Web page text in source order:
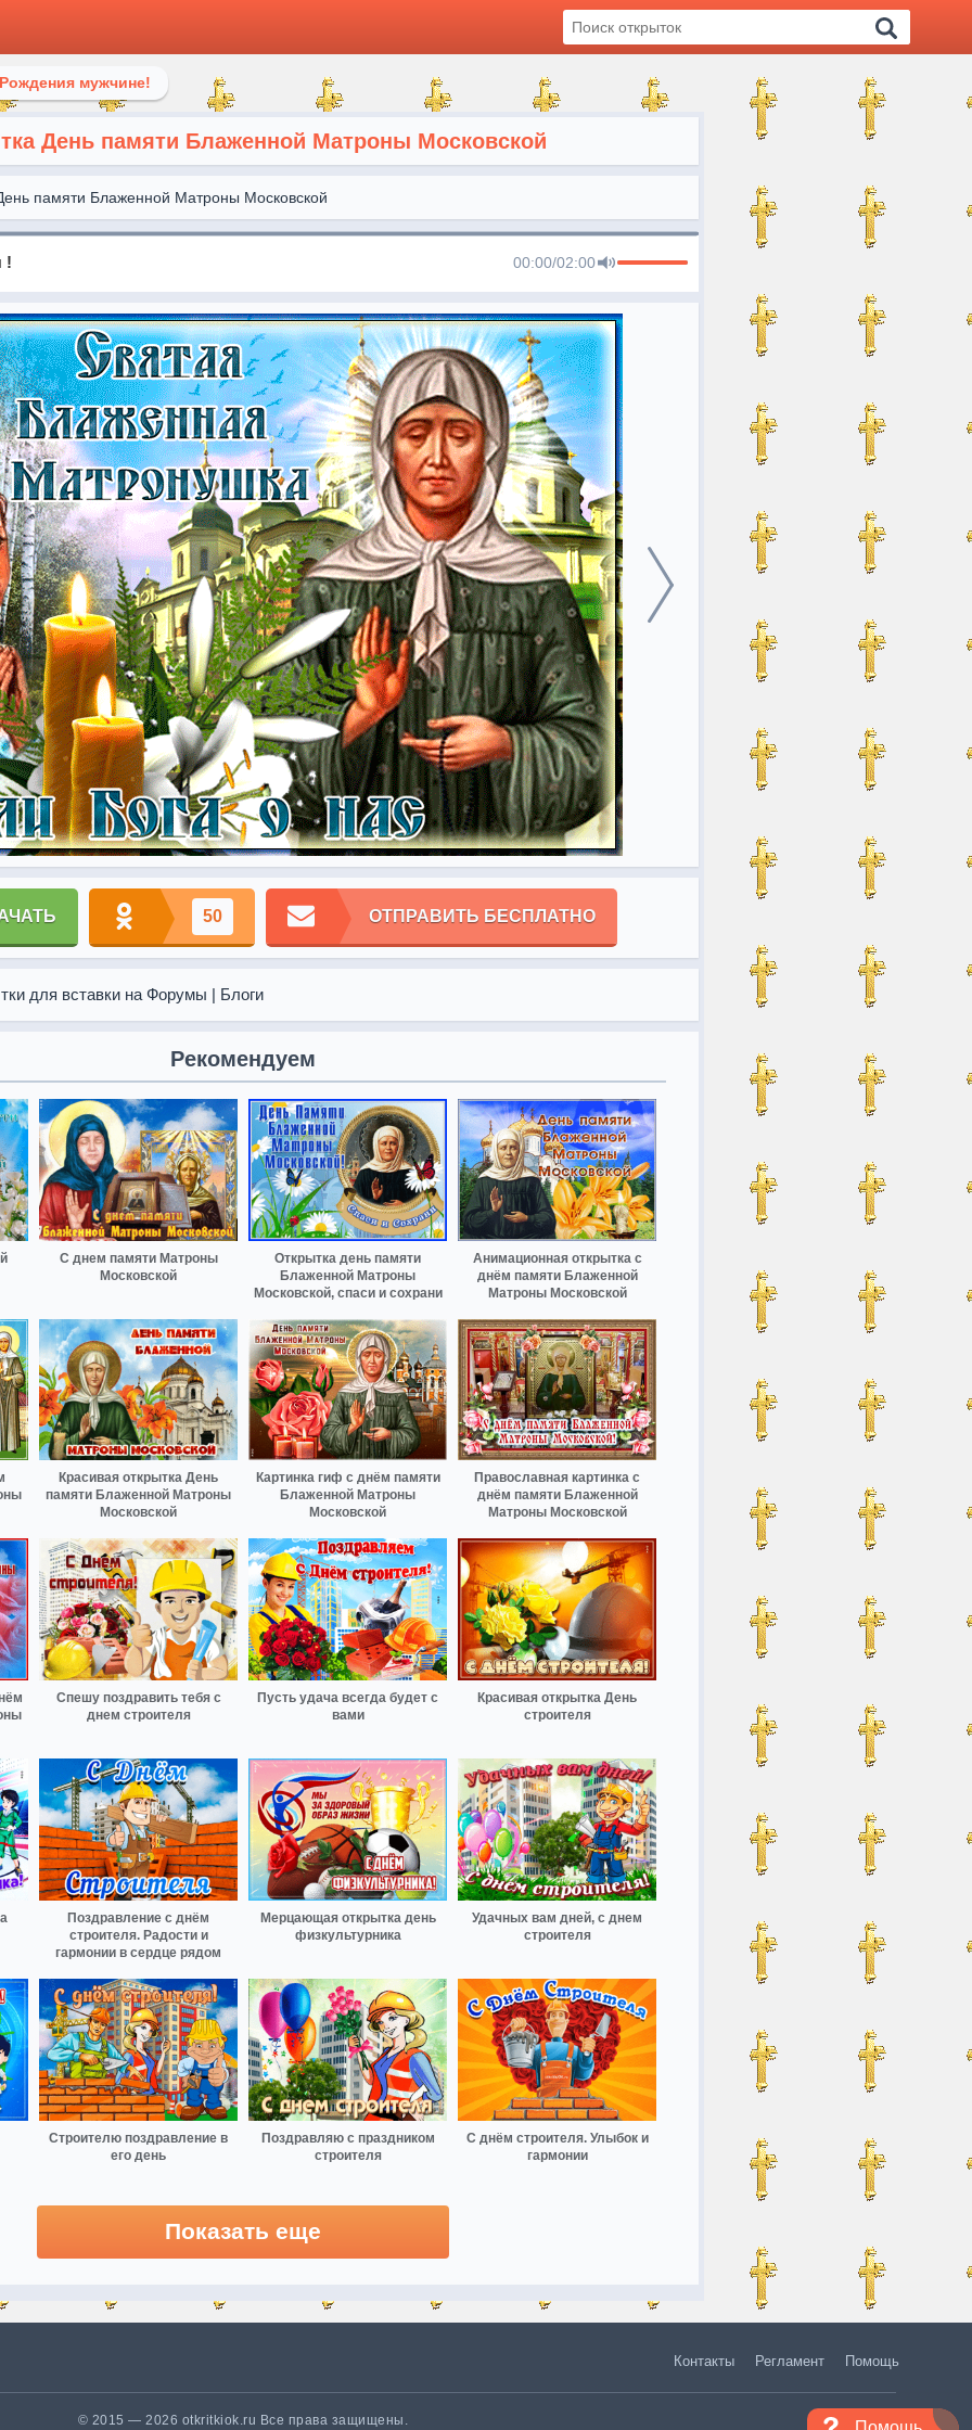
мужчине!
День памяти Блаженной Матроны Московской
памяти Блаженной Матроны Московской
! 00:00/02:00
50 ОТПРАВИТЬ БЕСПЛАТНО
для вставки на Форумы | Блоги
Рекомендуем
С днем памяти Матроны
Московской
Открытка день памяти
Блаженной Матроны
Московской, спаси и сохрани
Анимационная открытка с
днём памяти Блаженной
Матроны Московской
Красивая открытка День
памяти Блаженной Матроны
Московской
Картинка гиф с днём памяти
Блаженной Матроны
Московской
Православная картинка с
днём памяти Блаженной
Матроны Московской
Спешу поздравить тебя с
днем строителя
Пусть удача всегда будет с
вами
Красивая открытка День
строителя
Поздравление с днём
строителя. Радости и
гармонии в сердце рядом
Мерцающая открытка день
физкультурника
Удачных вам дней, с днем
строителя
Строителю поздравление в
его день
Поздравляю с праздником
строителя
С днём строителя. Улыбок и
гармонии
Показать еще
Контакты Регламент Помощь
© 2015 — 2026 otkritkiok.ru Все права защищены.